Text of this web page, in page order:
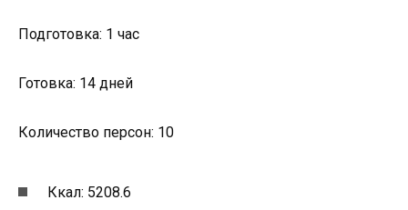
Подготовка: 1 час
Готовка: 14 дней
Количество персон: 10
Ккал: 5208.6